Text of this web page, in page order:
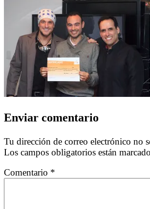
Enviar comentario
Tu dirección de correo electrónico no
Los campos obligatorios están
Comentario *